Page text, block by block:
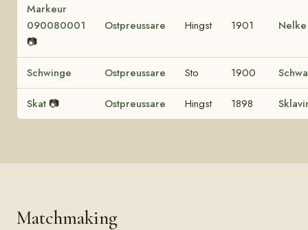
Markeur
090080001
📷
Ostpreussare Hingst 1901 Nelke
Schwinge Ostpreussare Sto 1900
Skat 📷 Ostpreussare Hingst 1898
Matchmaking